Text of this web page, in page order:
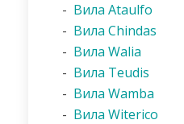
- Вила Ataulfo
- Вила Chindas
- Вила Walia
- Вила Teudis
- Вила Wamba
- Вила Witerico